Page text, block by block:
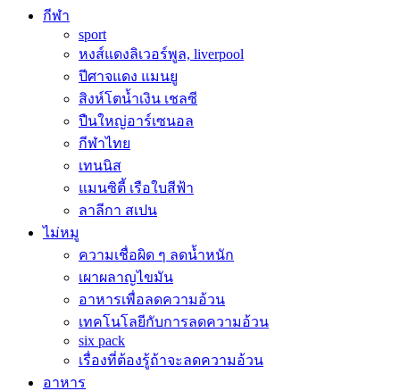
กีฬา
sport
หงส์แดงลิเวอร์พูล, liverpool
ปีศาจแดง แมนยู
สิงห์โตน้ำเงิน เชลซี
ปืนใหญ่อาร์เซนอล
กีฬาไทย
เทนนิส
แมนซิตี้ เรือใบสีฟ้า
ลาลีกา สเปน
ไม่หมู
ความเชื่อผิด ๆ ลดน้ำหนัก
เผาผลาญไขมัน
อาหารเพื่อลดความอ้วน
เทคโนโลยีกับการลดความอ้วน
six pack
เรื่องที่ต้องรู้ถ้าจะลดความอ้วน
อาหาร